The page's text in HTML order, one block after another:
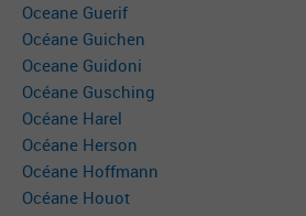
Oceane Guerif
Océane Guichen
Oceane Guidoni
Océane Gusching
Océane Harel
Océane Herson
Océane Hoffmann
Océane Houot